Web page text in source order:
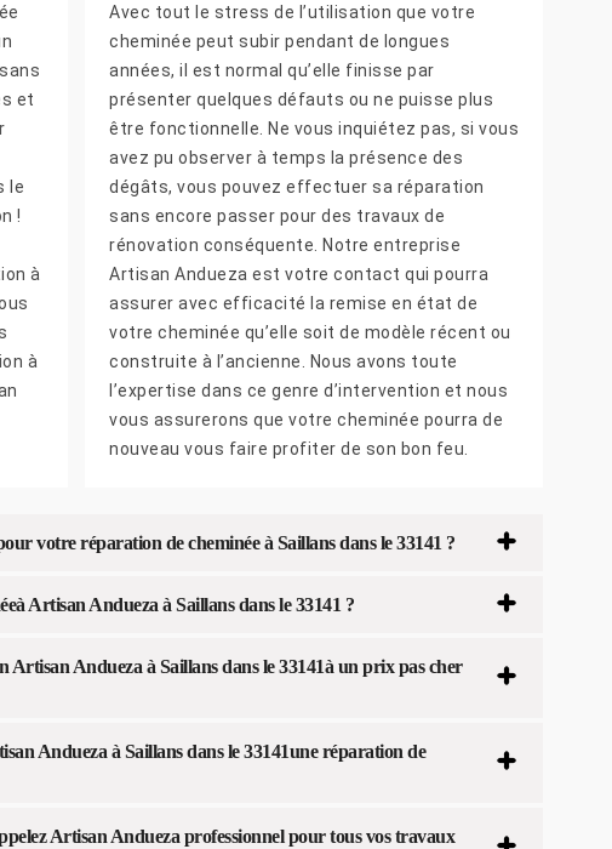
et
le
!
à
à
Avec tout le stress de l’utilisation que votre
cheminée peut subir pendant de longues
années, il est normal qu’elle finisse par
présenter quelques défauts ou ne puisse plus
être fonctionnelle. Ne vous inquiétez pas, si vous
avez pu observer à temps la présence des
dégâts, vous pouvez effectuer sa réparation
sans encore passer pour des travaux de
rénovation conséquente. Notre entreprise
Artisan Andueza est votre contact qui pourra
assurer avec efficacité la remise en état de
votre cheminée qu’elle soit de modèle récent ou
construite à l’ancienne. Nous avons toute
l’expertise dans ce genre d’intervention et nous
vous assurerons que votre cheminée pourra de
nouveau vous faire profiter de son bon feu.
votre réparation de cheminée à Saillans dans le 33141 ?
Artisan Andueza à Saillans dans le 33141 ?
Andueza à Saillans dans le 33141à un prix pas cher
Andueza à Saillans dans le 33141une réparation de
Artisan Andueza professionnel pour tous vos travaux